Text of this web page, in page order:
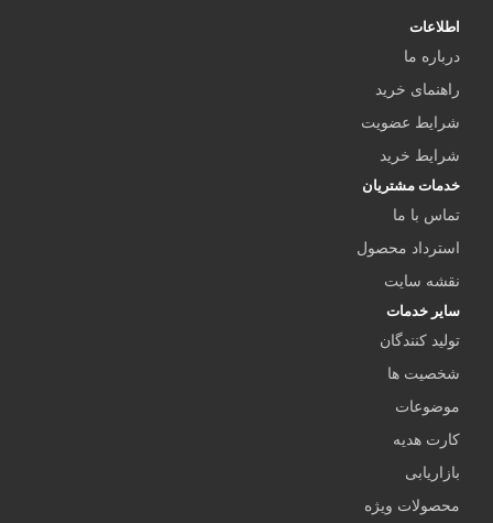
اطلاعات
درباره ما
راهنمای خرید
شرایط عضویت
شرایط خرید
خدمات مشتریان
تماس با ما
استرداد محصول
نقشه سایت
سایر خدمات
تولید کنندگان
شخصیت ها
موضوعات
کارت هدیه
بازاریابی
محصولات ویژه